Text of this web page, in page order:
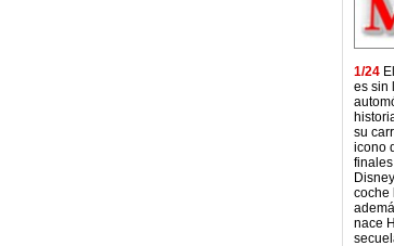
1/24
es sin
su
icono
coche
nace